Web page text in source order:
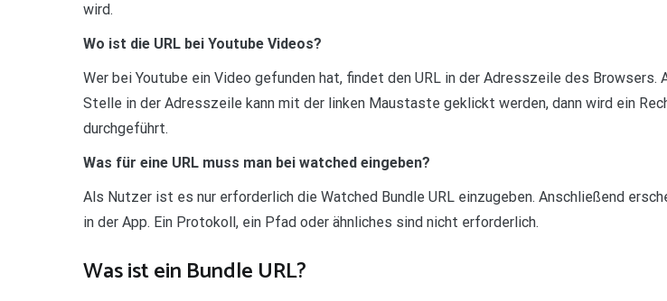
wird.
Wo ist die URL bei Youtube Videos?
Wer bei Youtube ein Video gefunden hat, findet den URL in der Adresszeile des Browsers.
Stelle in der Adresszeile kann mit der linken Maustaste geklickt werden, dann wird ein
durchgeführt.
Was für eine URL muss man bei watched eingeben?
Als Nutzer ist es nur erforderlich die Watched Bundle URL einzugeben. Anschließend
in der App. Ein Protokoll, ein Pfad oder ähnliches sind nicht erforderlich.
Was ist ein Bundle URL?